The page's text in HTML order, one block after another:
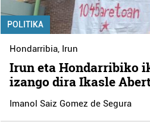
POLITIKA
Hondarribia Irun
Irun eta Hondarribiko
izango dira Ikasle
Imanol Saiz Gomez de Segura